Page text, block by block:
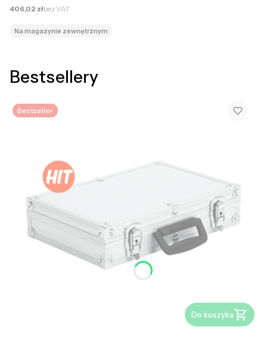
Cena netto
406,02 złbez VAT
Na magazynie zewnętrznym
Bestsellery
Bestseller
Do koszyka